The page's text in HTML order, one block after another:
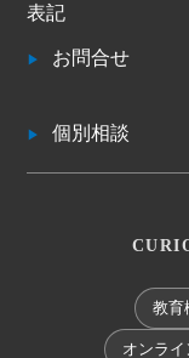
表記
お問合せ
個別相談
教育
オンライ